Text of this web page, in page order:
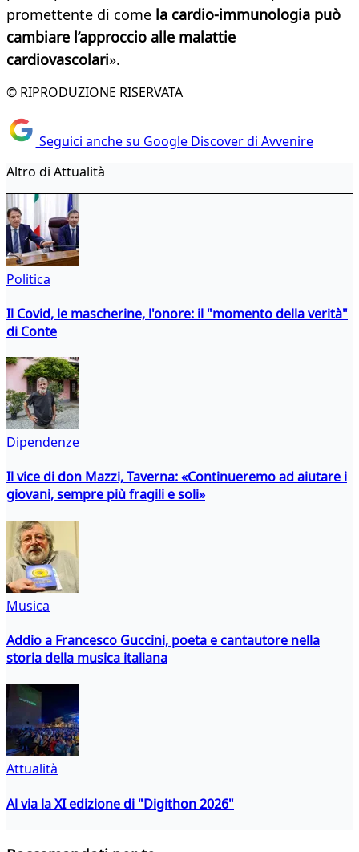
promettente di come la cardio-immunologia può
cambiare l’approccio alle malattie
cardiovascolari».
© RIPRODUZIONE RISERVATA
Seguici anche su Google Discover di Avvenire
Altro di Attualità
Politica
Il Covid, le mascherine, l'onore: il "momento della verità"
di Conte
Dipendenze
Il vice di don Mazzi, Taverna: «Continueremo ad aiutare i
giovani, sempre più fragili e soli»
Musica
Addio a Francesco Guccini, poeta e cantautore nella
storia della musica italiana
Attualità
Al via la XI edizione di "Digithon 2026"